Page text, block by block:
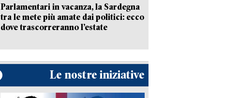
Parlamentari in vacanza, la Sardegna
tra le mete più amate dai politici: ecco
dove trascorreranno l’estate
Le nostre iniziative